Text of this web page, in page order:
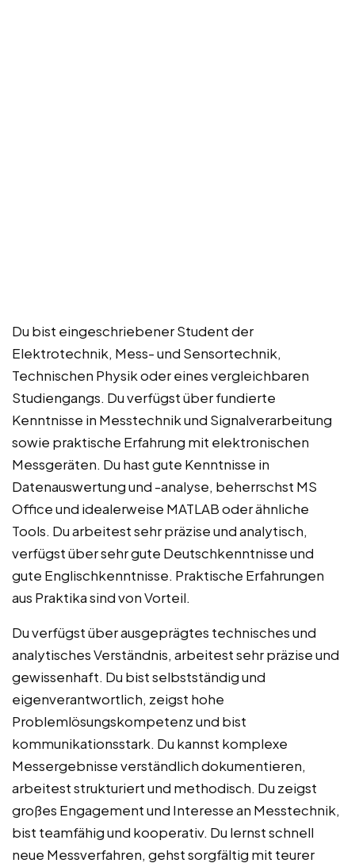
Du bist eingeschriebener Student der
Elektrotechnik, Mess- und Sensortechnik,
Technischen Physik oder eines vergleichbaren
Studiengangs. Du verfügst über fundierte
Kenntnisse in Messtechnik und Signalverarbeitung
sowie praktische Erfahrung mit elektronischen
Messgeräten. Du hast gute Kenntnisse in
Datenauswertung und -analyse, beherrschst MS
Office und idealerweise MATLAB oder ähnliche
Tools. Du arbeitest sehr präzise und analytisch,
verfügst über sehr gute Deutschkenntnisse und
gute Englischkenntnisse. Praktische Erfahrungen
aus Praktika sind von Vorteil.
Du verfügst über ausgeprägtes technisches und
analytisches Verständnis, arbeitest sehr präzise und
gewissenhaft. Du bist selbstständig und
eigenverantwortlich, zeigst hohe
Problemlösungskompetenz und bist
kommunikationsstark. Du kannst komplexe
Messergebnisse verständlich dokumentieren,
arbeitest strukturiert und methodisch. Du zeigst
großes Engagement und Interesse an Messtechnik,
bist teamfähig und kooperativ. Du lernst schnell
neue Messverfahren, gehst sorgfältig mit teurer